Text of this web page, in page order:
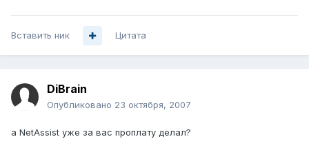
Вставить ник Цитата
DiBrain
Опубликовано 23 октября, 2007
а NetAssist уже за вас проплату делал?